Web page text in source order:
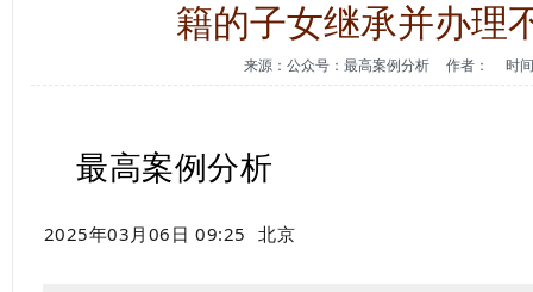
籍的子女继承并办理
来源：公众号：最高案例分析 作者： 时
最高案例分析
2025年03月06日 09:25 北京